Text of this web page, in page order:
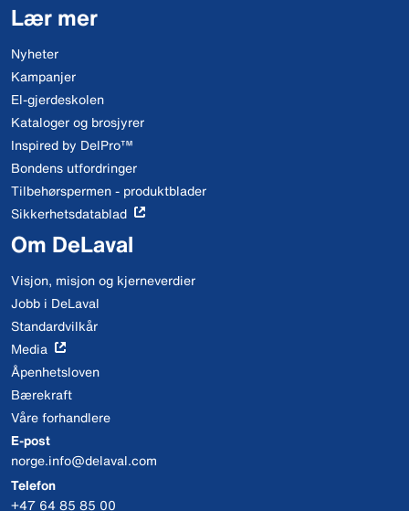
Lær mer
Nyheter
Kampanjer
El-gjerdeskolen
Kataloger og brosjyrer
Inspired by DelPro™
Bondens utfordringer
Tilbehørspermen - produktblader
Sikkerhetsdatablad
Om DeLaval
Visjon, misjon og kjerneverdier
Jobb i DeLaval
Standardvilkår
Media
Åpenhetsloven
Bærekraft
Våre forhandlere
E-post
norge.info@delaval.com
Telefon
+47 64 85 85 00